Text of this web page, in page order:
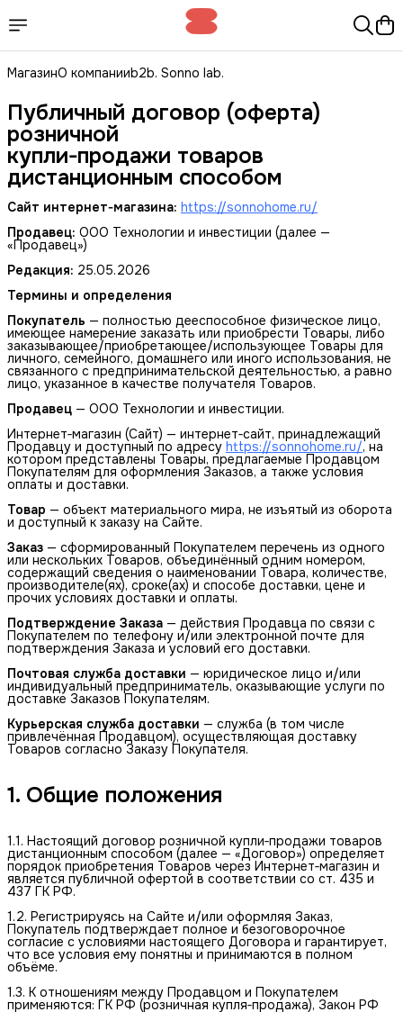
МагазинО компанииb2b. Sonno lab.
Публичный договор (оферта)
розничной
купли‑продажи товаров
дистанционным способом
Сайт интернет‑магазина: https://sonnohome.ru/
Продавец: ООО Технологии и инвестиции (далее —
«Продавец»)
Редакция: 25.05.2026
Термины и определения
Покупатель — полностью дееспособное физическое лицо,
имеющее намерение заказать или приобрести Товары, либо
заказывающее/приобретающее/использующее Товары для
личного, семейного, домашнего или иного использования, не
связанного с предпринимательской деятельностью, а равно
лицо, указанное в качестве получателя Товаров.
Продавец — ООО Технологии и инвестиции.
Интернет‑магазин (Сайт) — интернет‑сайт, принадлежащий
Продавцу и доступный по адресу https://sonnohome.ru/, на
котором представлены Товары, предлагаемые Продавцом
Покупателям для оформления Заказов, а также условия
оплаты и доставки.
Товар — объект материального мира, не изъятый из оборота
и доступный к заказу на Сайте.
Заказ — сформированный Покупателем перечень из одного
или нескольких Товаров, объединённый одним номером,
содержащий сведения о наименовании Товара, количестве,
производителе(ях), сроке(ах) и способе доставки, цене и
прочих условиях доставки и оплаты.
Подтверждение Заказа — действия Продавца по связи с
Покупателем по телефону и/или электронной почте для
подтверждения Заказа и условий его доставки.
Почтовая служба доставки — юридическое лицо и/или
индивидуальный предприниматель, оказывающие услуги по
доставке Заказов Покупателям.
Курьерская служба доставки — служба (в том числе
привлечённая Продавцом), осуществляющая доставку
Товаров согласно Заказу Покупателя.
1. Общие положения
1.1. Настоящий договор розничной купли‑продажи товаров
дистанционным способом (далее — «Договор») определяет
порядок приобретения Товаров через Интернет‑магазин и
является публичной офертой в соответствии со ст. 435 и
437 ГК РФ.
1.2. Регистрируясь на Сайте и/или оформляя Заказ,
Покупатель подтверждает полное и безоговорочное
согласие с условиями настоящего Договора и гарантирует,
что все условия ему понятны и принимаются в полном
объёме.
1.3. К отношениям между Продавцом и Покупателем
применяются: ГК РФ (розничная купля‑продажа), Закон РФ